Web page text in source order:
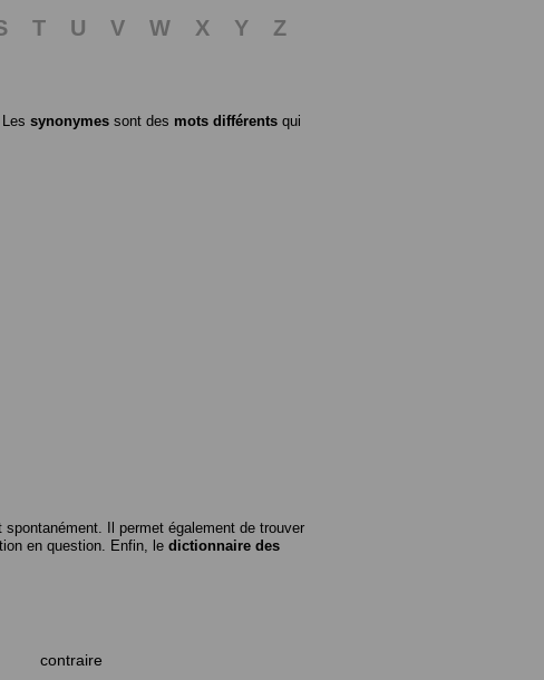
T U V W X Y
Z
synonymes sont des mots différents qui
Il permet également de trouver
en question. Enfin, le dictionnaire des
contraire